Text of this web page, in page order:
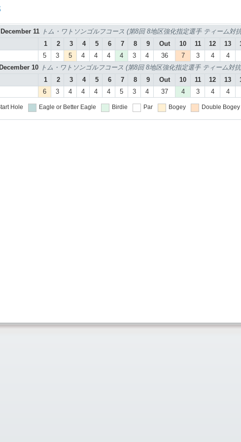
11 トム・ワトソンゴルフコース (第8回 8地区強化指定選手 ティーム対
1
2 3 4 5 6 7 8 9 Out 10 11 12 13
5 3 5 4 4 4 4 3 4 36 7 3 4 4
10 トム・ワトソンゴルフコース (第8回 8地区強化指定選手 ティーム対
1
2 3 4 5 6 7 8 9 Out 10 11 12 13
6 3 4 4 4 4 5 3 4 37 4 3 4 4
Hole Eagle or Better Eagle Birdie Par Bogey Double